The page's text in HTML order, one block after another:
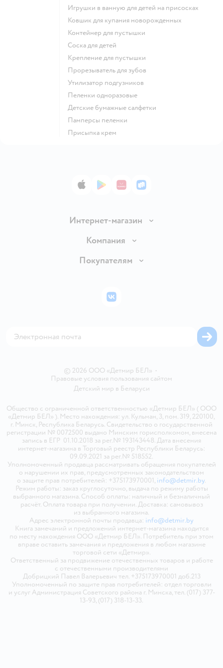
игрушки в ванную для детей на присосках
ковшик для купания новорожденных
контейнер для пустышки
соска для детей
крепление для пустышки
прорезыватель для зубов
утилизатор подгузников
пеленки одноразовые
детские бумажные салфетки
памперсы пеленки
присыпка крем
App StoreGoogle Play
AppGallery
RuStore
Интернет-магазин
Доставка и оплата
Правила продажи
Политика использования файлов cookie
Компания
Вакансии
Покупателям
Бонусные карты
© 2026 ООО «Детмир БЕЛ» •
Правовые условия пользования сайтом
Детский мир в Беларуси
Общество с ограниченной ответственностью «Детмир БЕЛ» ( ООО
«Детмир БЕЛ» ). Место нахождения: ул. Кульман, 3, пом. 319, 220100,
г. Минск, Республика Беларусь. Свидетельство о государственной
регистрации № 0072500 выдано Минским горисполкомом, внесена
запись в ЕГР 01.10.2018 за рег.№ 193143448. Дата внесения
интернет-магазина в Торговый реестр Республики Беларусь:
09.09.2021 за рег.№ 518552.
Уполномоченный продавца рассматривать обращения покупателей
о нарушении их прав, предусмотренных законодательством
о защите прав потребителей: +375173970001, info@detmir.by.
Режим работы: заказ круглосуточно, выдача по режиму работы
выбранного магазина. Способ оплаты: наличный и безналичный
расчёт. Оплата товара при получении. Доставка: самовывоз
из выбранного магазина.
Адрес электронной почты продавца: info@detmir.by
Книга замечаний и предложений интернет-магазина находится
по месту нахождения ООО «Детмир БЕЛ». Потребитель при этом
вправе оставить замечания и предложения в любом магазине
торговой сети «Детмир».
Ответственный за продвижение отечественных товаров и работе
с отечественными производителями
Добрицкий Павел Валерьевич тел. +375173970001 доб.213
Уполномоченный по защите прав потребителей: отдел торговли
и услуг Администрация Советского района г. Минска, тел. (017) 377-
13-93, (017) 318-13-33.
ВКонтакте